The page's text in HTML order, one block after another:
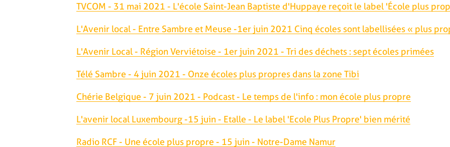
TVCOM - 31 mai 2021 - L'école Saint-Jean Baptiste d'Huppaye reçoit le label 'École plus
L'Avenir local - Entre Sambre et Meuse -1er juin 2021 Cinq écoles sont labellisées « plus
L'Avenir Local - Région Verviétoise - 1er juin 2021 - Tri des déchets : sept écoles primées
Télé Sambre - 4 juin 2021 - Onze écoles plus propres dans la zone Tibi
Chérie Belgique - 7 juin 2021 - Podcast - Le temps de l'info : mon école plus propre
L'avenir local Luxembourg -15 juin - Etalle - Le label 'Ecole Plus Propre' bien mérité
Radio RCF - Une école plus propre - 15 juin - Notre-Dame Namur